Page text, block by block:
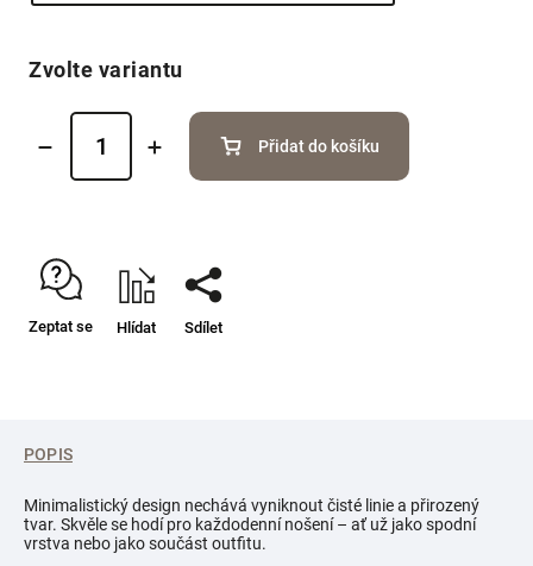
Zvolte variantu
Přidat do košíku
Zeptat se Hlídat Sdílet
POPIS
Minimalistický design nechává vyniknout čisté linie a přirozený
tvar. Skvěle se hodí pro každodenní nošení – ať už jako spodní
vrstva nebo jako součást outfitu.